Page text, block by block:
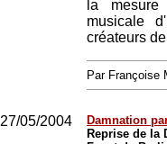
la
musicale
créateurs
Par Françoise
27/05/2004
Damnation
Reprise de la